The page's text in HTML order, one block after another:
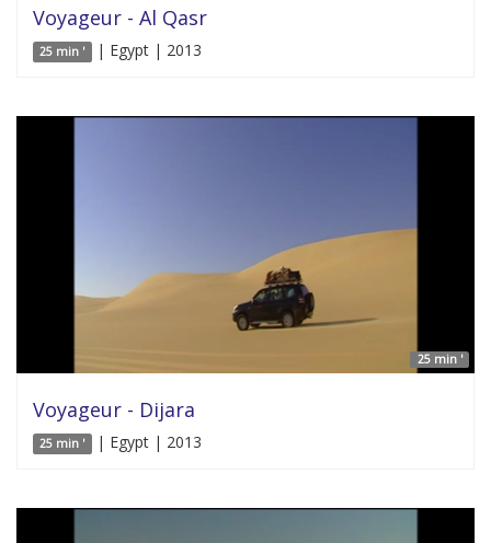
Voyageur - Al Qasr
25 min ' | Egypt | 2013
25 min '
Voyageur - Dijara
25 min ' | Egypt | 2013